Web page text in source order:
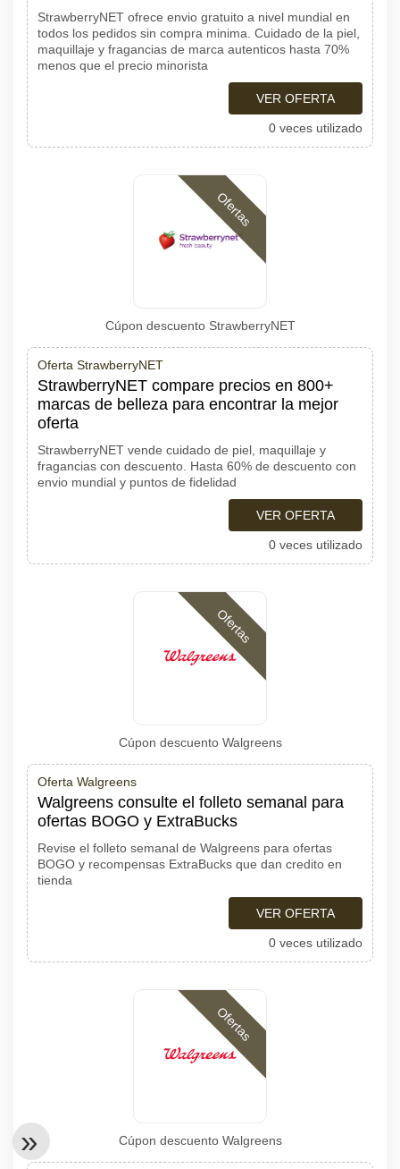
StrawberryNET ofrece envio gratuito a nivel mundial en
todos los pedidos sin compra minima. Cuidado de la piel,
maquillaje y fragancias de marca autenticos hasta 70%
menos que el precio minorista
VER OFERTA
0 veces utilizado
Ofertas
Cúpon descuento StrawberryNET
Oferta StrawberryNET
StrawberryNET compare precios en 800+
marcas de belleza para encontrar la mejor
oferta
StrawberryNET vende cuidado de piel, maquillaje y
fragancias con descuento. Hasta 60% de descuento con
envio mundial y puntos de fidelidad
VER OFERTA
0 veces utilizado
Ofertas
Cúpon descuento Walgreens
Oferta Walgreens
Walgreens consulte el folleto semanal para
ofertas BOGO y ExtraBucks
Revise el folleto semanal de Walgreens para ofertas
BOGO y recompensas ExtraBucks que dan credito en
tienda
VER OFERTA
0 veces utilizado
Ofertas
Cúpon descuento Walgreens